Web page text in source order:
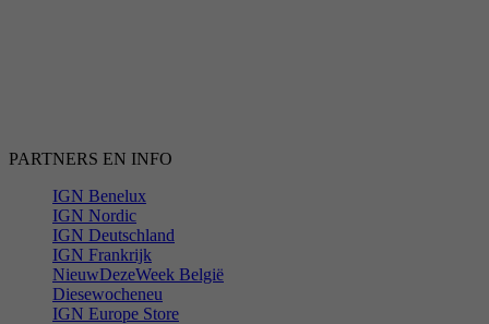
PARTNERS EN INFO
IGN Benelux
IGN Nordic
IGN Deutschland
IGN Frankrijk
NieuwDezeWeek België
Diesewocheneu
IGN Europe Store